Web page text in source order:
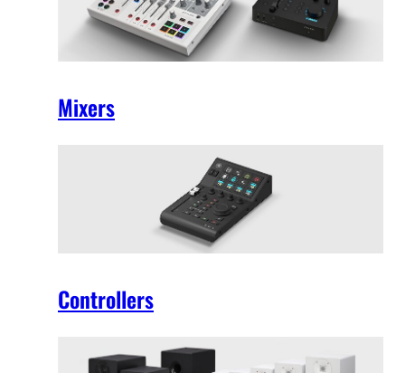
Mixers
Controllers